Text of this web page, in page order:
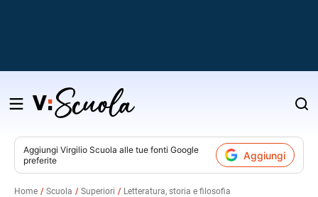
Salta
contenuto
Aggiungi Virgilio Scuola alle tue fonti Google
preferite
Aggiungi
Home Scuola Superiori
Letteratura, storia e filosofia